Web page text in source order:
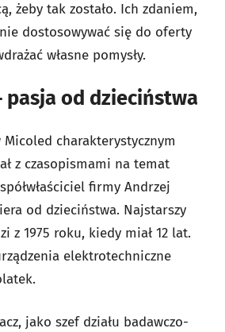
żeby tak zostało. Ich zdaniem,
dostosowywać się do oferty
własne pomysły.
pasja od dzieciństwa
charakterystycznym
z czasopismami na temat
firmy Andrzej
od dzieciństwa. Najstarszy
z 1975 roku, kiedy miał 12 lat.
elektrotechniczne
jako szef działu badawczo-